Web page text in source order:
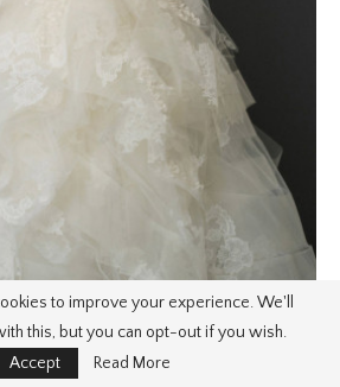
to improve your experience. We'll
this, but you can opt-out if you wish.
Accept
Read More